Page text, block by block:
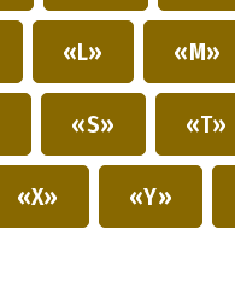
«L» «M»
«S» «T»
«X» «Y»